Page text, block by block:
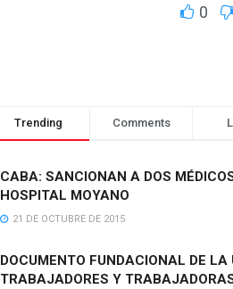
0
Trending Comments
CABA: SANCIONAN A DOS
HOSPITAL MOYANO
21 DE OCTUBRE DE 2015
DOCUMENTO FUNDACIONAL DE LA
TRABAJADORES Y